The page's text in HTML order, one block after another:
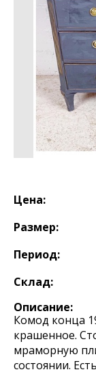
Цена:
Размер:
Период:
Склад:
Описание:
Комод конца
крашенное.
мраморную
состоянии.